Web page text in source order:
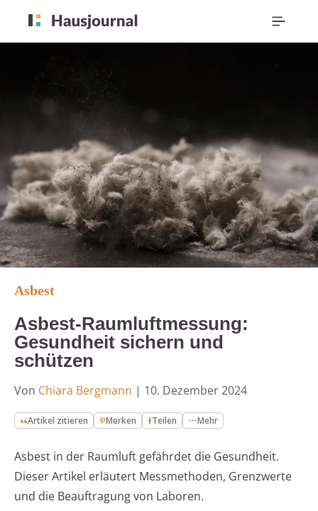
Asbest
Asbest-Raumluftmessung:
Gesundheit sichern und
schützen
Von Chiara Bergmann | 10. Dezember 2024
Artikel zitieren Merken Teilen Mehr
Asbest in der Raumluft gefährdet die Gesundheit.
Dieser Artikel erläutert Messmethoden, Grenzwerte
und die Beauftragung von Laboren.